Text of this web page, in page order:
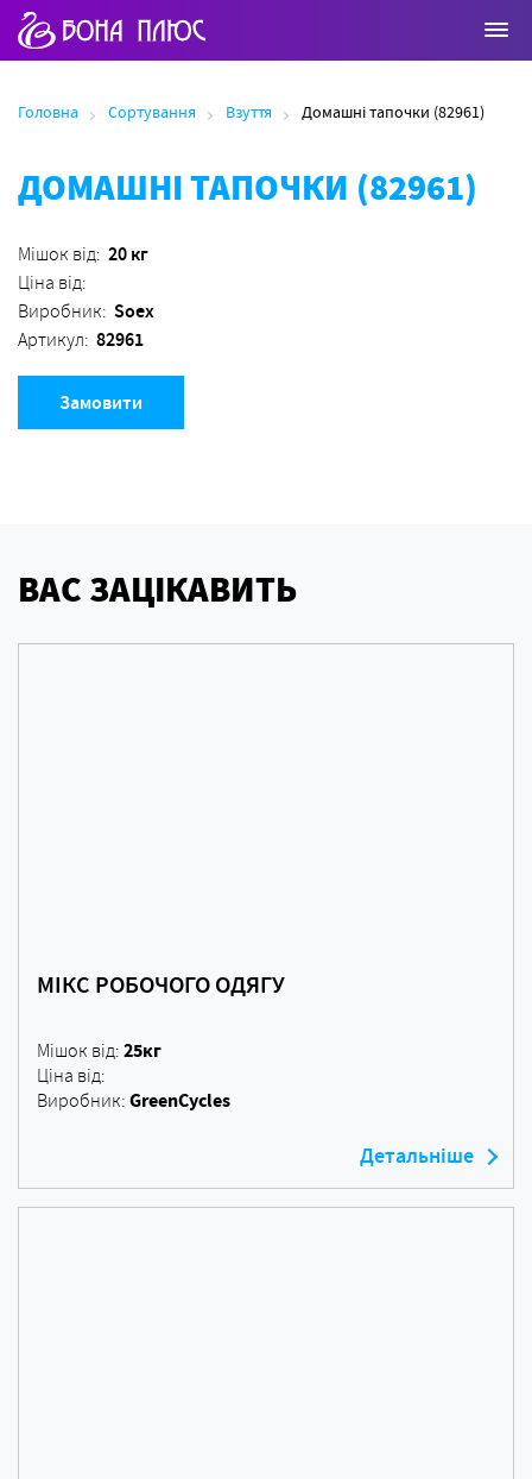
Головна Сортування Взуття Домашні тапочки (82961)
ДОМАШНІ ТАПОЧКИ (82961)
Мішок від: 20 кг
Ціна від:
Виробник: Soex
Артикул: 82961
Замовити
ВАС ЗАЦІКАВИТЬ
МІКС РОБОЧОГО ОДЯГУ
Мішок від: 25кг
Ціна від:
Виробник: GreenCycles
Детальніше